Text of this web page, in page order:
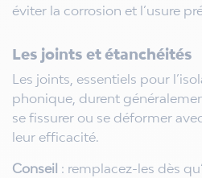
éviter la corrosion et l’usure
Les joints et étanchéités
Les joints, essentiels pour
phonique, durent
se fissurer ou se déformer
leur efficacité.
Conseil : remplacez-les dès